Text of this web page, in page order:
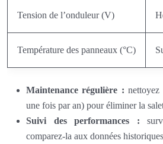
Tension de l’onduleur (V)
Température des panneaux (°C)
Maintenance régulière :
une fois par an) pour éliminer la
Suivi des performances :
comparez-la aux données